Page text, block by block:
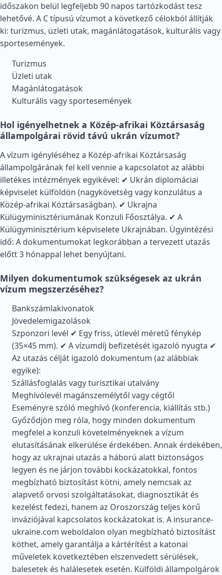
időszakon belül legfeljebb 90 napos tartózkodást tesz
lehetővé. A C típusú vízumot a következő célokból állítják
ki: turizmus, üzleti utak, magánlátogatások, kulturális vagy
sportesemények.
Turizmus
Üzleti utak
Magánlátogatások
Kulturális vagy sportesemények
Hol igényelhetnek a Közép-afrikai Köztársaság
állampolgárai rövid távú ukrán vízumot?
A vízum igényléséhez a Közép-afrikai Köztársaság
állampolgárának fel kell vennie a kapcsolatot az alábbi
illetékes intézmények egyikével: ✔ Ukrán diplomáciai
képviselet külföldön (nagykövetség vagy konzulátus a
Közép-afrikai Köztársaságban). ✔ Ukrajna
Külügyminisztériumának Konzuli Főosztálya. ✔ A
Külügyminisztérium képviselete Ukrajnában. Ügyintézési
idő: A dokumentumokat legkorábban a tervezett utazás
előtt 3 hónappal lehet benyújtani.
Milyen dokumentumok szükségesek az ukrán
vízum megszerzéséhez?
Bankszámlakivonatok
Jövedelemigazolások
Szponzori levél ✔ Egy friss, útlevél méretű fénykép
(35×45 mm). ✔ A vízumdíj befizetését igazoló nyugta ✔
Az utazás célját igazoló dokumentum (az alábbiak
egyike):
Szállásfoglalás vagy turisztikai utalvány
Meghívólevél magánszemélytől vagy cégtől
Eseményre szóló meghívó (konferencia, kiállítás stb.)
Győződjön meg róla, hogy minden dokumentum
megfelel a konzuli követelményeknek a vízum
elutasításának elkerülése érdekében. Annak érdekében,
hogy az ukrajnai utazás a háború alatt biztonságos
legyen és ne járjon további kockázatokkal, fontos
megbízható biztosítást kötni, amely nemcsak az
alapvető orvosi szolgáltatásokat, diagnosztikát és
kezelést fedezi, hanem az Oroszország teljes körű
inváziójával kapcsolatos kockázatokat is. A insurance-
ukraine.com weboldalon olyan megbízható biztosítást
köthet, amely garantálja a kártérítést a katonai
műveletek következtében elszenvedett sérülések,
balesetek és halálesetek esetén. Külföldi állampolgárok